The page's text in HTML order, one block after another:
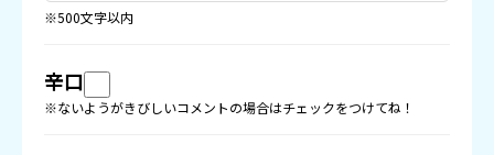
※500文字以内
辛口
※ないようがきびしいコメントの場合はチェックをつけてね！